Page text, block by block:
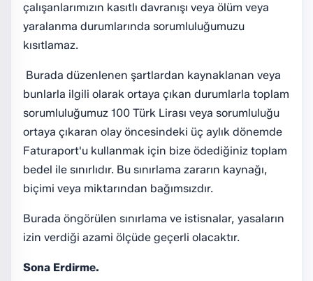
çalışanlarımızın kasıtlı davranışı veya ölüm veya
yaralanma durumlarında sorumluluğumuzu
kısıtlamaz.
Burada düzenlenen şartlardan kaynaklanan veya
bunlarla ilgili olarak ortaya çıkan durumlarla toplam
sorumluluğumuz 100 Türk Lirası veya sorumluluğu
ortaya çıkaran olay öncesindeki üç aylık dönemde
Faturaport'u kullanmak için bize ödediğiniz toplam
bedel ile sınırlıdır. Bu sınırlama zararın kaynağı,
biçimi veya miktarından bağımsızdır.
Burada öngörülen sınırlama ve istisnalar, yasaların
izin verdiği azami ölçüde geçerli olacaktır.
Sona Erdirme.